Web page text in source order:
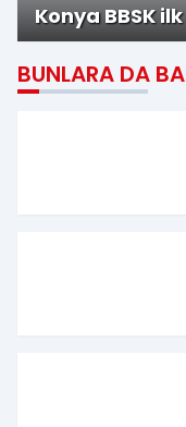
Konya BBSK
BUNLARA DA